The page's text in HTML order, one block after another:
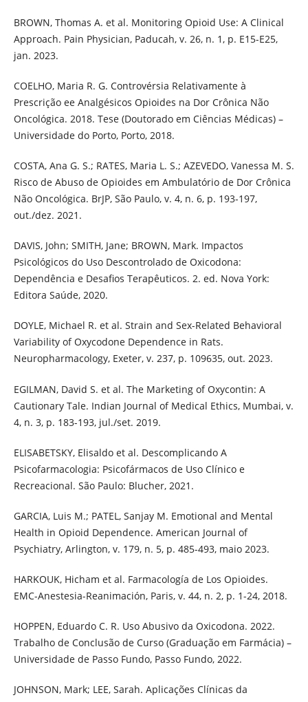
BROWN, Thomas A. et al. Monitoring Opioid Use: A Clinical
Approach. Pain Physician, Paducah, v. 26, n. 1, p. E15-E25,
jan. 2023.
COELHO, Maria R. G. Controvérsia Relativamente à
Prescrição ee Analgésicos Opioides na Dor Crônica Não
Oncológica. 2018. Tese (Doutorado em Ciências Médicas) –
Universidade do Porto, Porto, 2018.
COSTA, Ana G. S.; RATES, Maria L. S.; AZEVEDO, Vanessa M. S.
Risco de Abuso de Opioides em Ambulatório de Dor Crônica
Não Oncológica. BrJP, São Paulo, v. 4, n. 6, p. 193-197,
out./dez. 2021.
DAVIS, John; SMITH, Jane; BROWN, Mark. Impactos
Psicológicos do Uso Descontrolado de Oxicodona:
Dependência e Desafios Terapêuticos. 2. ed. Nova York:
Editora Saúde, 2020.
DOYLE, Michael R. et al. Strain and Sex-Related Behavioral
Variability of Oxycodone Dependence in Rats.
Neuropharmacology, Exeter, v. 237, p. 109635, out. 2023.
EGILMAN, David S. et al. The Marketing of Oxycontin: A
Cautionary Tale. Indian Journal of Medical Ethics, Mumbai, v.
4, n. 3, p. 183-193, jul./set. 2019.
ELISABETSKY, Elisaldo et al. Descomplicando A
Psicofarmacologia: Psicofármacos de Uso Clínico e
Recreacional. São Paulo: Blucher, 2021.
GARCIA, Luis M.; PATEL, Sanjay M. Emotional and Mental
Health in Opioid Dependence. American Journal of
Psychiatry, Arlington, v. 179, n. 5, p. 485-493, maio 2023.
HARKOUK, Hicham et al. Farmacología de Los Opioides.
EMC-Anestesia-Reanimación, Paris, v. 44, n. 2, p. 1-24, 2018.
HOPPEN, Eduardo C. R. Uso Abusivo da Oxicodona. 2022.
Trabalho de Conclusão de Curso (Graduação em Farmácia) –
Universidade de Passo Fundo, Passo Fundo, 2022.
JOHNSON, Mark; LEE, Sarah. Aplicações Clínicas da